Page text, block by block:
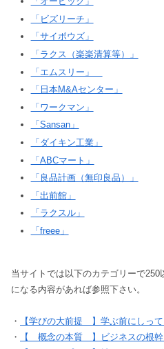
「ビズリーチ」
「サイボウズ」
「ラクス（楽楽清算等）」
「エムスリー」
「日本M&Aセンター」
「ワークマン」
「Sansan」
「ダイキン工業」
「ABCマート」
「良品計画（無印良品）」
「出前館」
「ラクスル」
「freee」
当サイトでは以下のカテゴリーで
になる内容があれば参照下さい。
・
【学びの大前提 】学ぶ前にしっ
・
【 概念の本質 】ビジネスの根